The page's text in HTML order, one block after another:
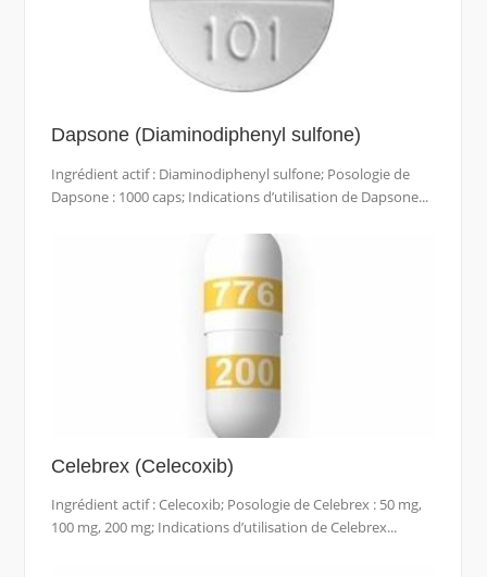
Dapsone (Diaminodiphenyl sulfone)
Ingrédient actif : Diaminodiphenyl sulfone; Posologie de
Dapsone : 1000 caps; Indications d’utilisation de Dapsone...
Celebrex (Celecoxib)
Ingrédient actif : Celecoxib; Posologie de Celebrex : 50 mg,
100 mg, 200 mg; Indications d’utilisation de Celebrex...